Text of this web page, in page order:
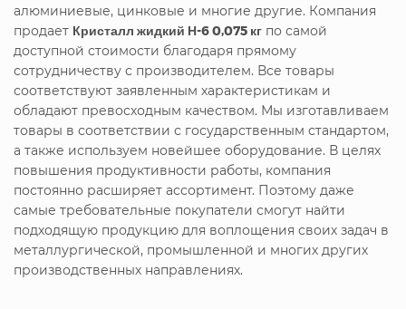
алюминиевые, цинковые и многие другие. Компания
продает Кристалл жидкий Н-6 0,075 кг по самой
доступной стоимости благодаря прямому
сотрудничеству с производителем. Все товары
соответствуют заявленным характеристикам и
обладают превосходным качеством. Мы изготавливаем
товары в соответствии с государственным стандартом,
а также используем новейшее оборудование. В целях
повышения продуктивности работы, компания
постоянно расширяет ассортимент. Поэтому даже
самые требовательные покупатели смогут найти
подходящую продукцию для воплощения своих задач в
металлургической, промышленной и многих других
производственных направлениях.